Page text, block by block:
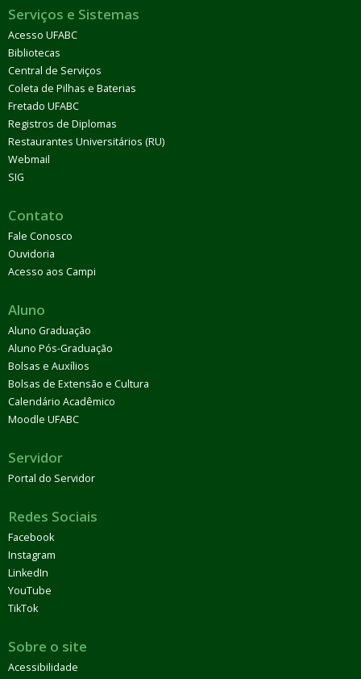
Serviços e Sistemas
Acesso UFABC
Bibliotecas
Central de Serviços
Coleta de Pilhas e Baterias
Fretado UFABC
Registros de Diplomas
Restaurantes Universitários (RU)
Webmail
SIG
Contato
Fale Conosco
Ouvidoria
Acesso aos Campi
Aluno
Aluno Graduação
Aluno Pós-Graduação
Bolsas e Auxílios
Bolsas de Extensão e Cultura
Calendário Acadêmico
Moodle UFABC
Servidor
Portal do Servidor
Redes Sociais
Facebook
Instagram
LinkedIn
YouTube
TikTok
Sobre o site
Acessibilidade